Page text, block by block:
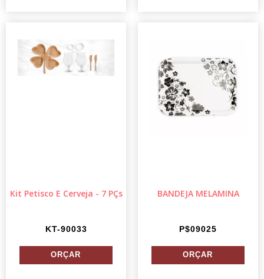
Kit Petisco E Cerveja - 7 PÇs
KT-90033
BANDEJA MELAMINA
P$09025